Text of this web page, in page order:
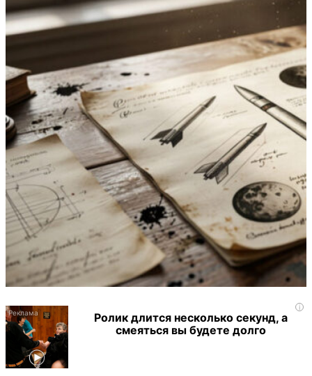
i
Ролик длится несколько секунд, а
смеяться вы будете долго